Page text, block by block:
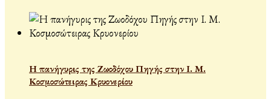
Η πανήγυρις της Ζωοδόχου Πηγής στην Ι. Μ.
Κοσμοσώτειρας Κρυονερίου